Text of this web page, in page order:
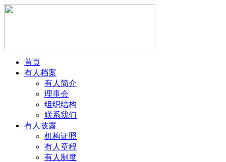
首页
有人档案
有人简介
理事会
组织结构
联系我们
有人披露
机构证照
有人章程
有人制度